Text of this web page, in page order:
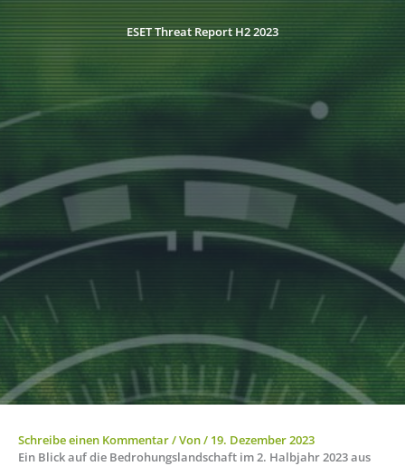
ESET Threat Report H2 2023
Schreibe einen Kommentar/ Von/ 19. Dezember 2023
Ein Blick auf die Bedrohungslandschaft im 2. Halbjahr 2023 aus